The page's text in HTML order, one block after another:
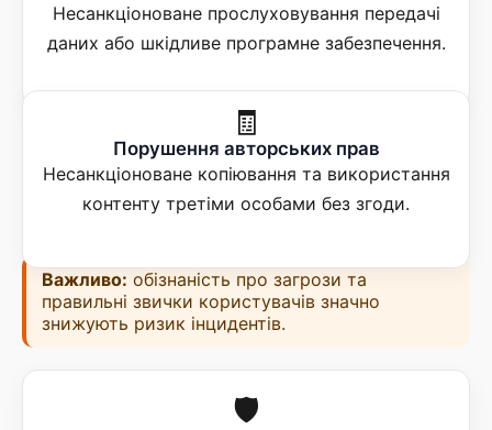
Несанкціоноване прослуховування передачі
даних або шкідливе програмне забезпечення.
🧾
Порушення авторських прав
Несанкціоноване копіювання та використання
контенту третіми особами без згоди.
Важливо: обізнаність про загрози та
правильні звички користувачів значно
знижують ризик інцидентів.
🛡️